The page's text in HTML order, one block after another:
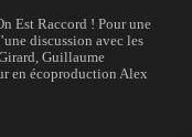
Est Raccord ! Pour une
discussion avec les
Guillaume
en écoproduction Alex